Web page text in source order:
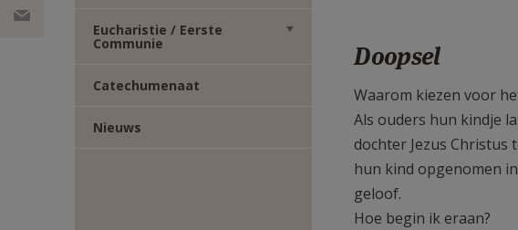
FACEBOOK
DEEL OP
Eucharistie / Eerste
Communie
Catechumenaat
Nieuws
Doopsel
Waarom kiezen voor
Als ouders hun kindje
dochter Jezus
hun kind opgenomen
geloof.
Hoe begin ik eraan?